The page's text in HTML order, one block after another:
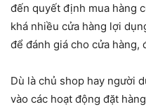
đến quyết định mua hàng
khá nhiều cửa hàng lợi
để đánh giá cho cửa hàng,
Dù là chủ shop hay người
vào các hoạt động đặt